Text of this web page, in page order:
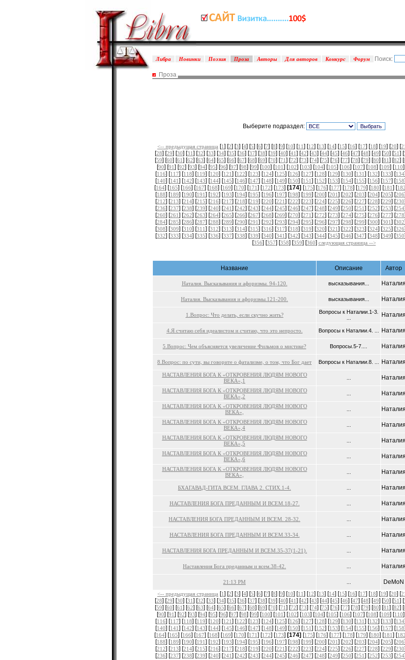
Поиск:
Либра Новинки Поэзия Проза Авторы Для авторов Конкурс Форум
Проза
Выберите подраздел:
<-- предыдущая страница [1] [2] [3] [4] [5] [6] [7] [8] [9] [10] [11] [12] [13] [14] [15] [16] [17] [18] [19] [20] [
[28] [29] [30] [31] [32] [33] [34] [35] [36] [37] [38] [39] [40] [41] [42] [43] [44] [45] [46] [47] [48] [49] [50] [51] [
[59] [60] [61] [62] [63] [64] [65] [66] [67] [68] [69] [70] [71] [72] [73] [74] [75] [76] [77] [78] [79] [80] [81] [82] [
[90] [91] [92] [93] [94] [95] [96] [97] [98] [99] [100] [101] [102] [103] [104] [105] [106] [107] [108] [109] [110
[116] [117] [118] [119] [120] [121] [122] [123] [124] [125] [126] [127] [128] [129] [130] [131] [132] [133] [134
[140] [141] [142] [143] [144] [145] [146] [147] [148] [149] [150] [151] [152] [153] [154] [155] [156] [157] [158
[164] [165] [166] [167] [168] [169] [170] [171] [172] [173] [174] [175] [176] [177] [178] [179] [180] [181] [182
[188] [189] [190] [191] [192] [193] [194] [195] [196] [197] [198] [199] [200] [201] [202] [203] [204] [205] [206
[212] [213] [214] [215] [216] [217] [218] [219] [220] [221] [222] [223] [224] [225] [226] [227] [228] [229] [230
[236] [237] [238] [239] [240] [241] [242] [243] [244] [245] [246] [247] [248] [249] [250] [251] [252] [253] [254
[260] [261] [262] [263] [264] [265] [266] [267] [268] [269] [270] [271] [272] [273] [274] [275] [276] [277] [278
[284] [285] [286] [287] [288] [289] [290] [291] [292] [293] [294] [295] [296] [297] [298] [299] [300] [301] [302
[308] [309] [310] [311] [312] [313] [314] [315] [316] [317] [318] [319] [320] [321] [322] [323] [324] [325] [326
[332] [333] [334] [335] [336] [337] [338] [339] [340] [341] [342] [343] [344] [345] [346] [347] [348] [349] [350
[356] [357] [358] [359] [360] следующая страница -->
Название Описание Автор
Наталия. Высказывания и афоризмы. 94-120. высказывания... Наталия
Наталия. Высказывания и афоризмы.121-200. высказывания... Наталия
1.Вопрос: Что делать, если скучно жить?
Вопросы к Наталии.1-3.
Наталия
4.Я считаю себя идеалистом и считаю, что это непросто. Вопросы к Наталии.4. ... Наталия
5.Вопрос: Чем объясняется увеличение Фильмов о мистике? Вопросы.5-7.... Наталия
8.Вопрос: по сути, вы говорите о фатализме, о том, что Бог дает Вопросы к Наталии.8. ... Наталия
НАСТАВЛЕНИЯ БОГА К «ОТКРОВЕНИЯ ЛЮДЯМ НОВОГО
ВЕКА»,1
Наталия
НАСТАВЛЕНИЯ БОГА К «ОТКРОВЕНИЯ ЛЮДЯМ НОВОГО
ВЕКА»,2
Наталия
НАСТАВЛЕНИЯ БОГА К «ОТКРОВЕНИЯ ЛЮДЯМ НОВОГО
ВЕКА»,
Наталия
НАСТАВЛЕНИЯ БОГА К «ОТКРОВЕНИЯ ЛЮДЯМ НОВОГО
ВЕКА»,4
Наталия
НАСТАВЛЕНИЯ БОГА К «ОТКРОВЕНИЯ ЛЮДЯМ НОВОГО
ВЕКА»,5
Наталия
НАСТАВЛЕНИЯ БОГА К «ОТКРОВЕНИЯ ЛЮДЯМ НОВОГО
ВЕКА»,6
Наталия
НАСТАВЛЕНИЯ БОГА К «ОТКРОВЕНИЯ ЛЮДЯМ НОВОГО
ВЕКА»,
Наталия
БХАГАВАД-ГИТА ВСЕМ. ГЛАВА 2. СТИХ.1-4. Наталия
НАСТАВЛЕНИЯ БОГА ПРЕДАННЫМ И ВСЕМ.18-27. Наталия
НАСТАВЛЕНИЯ БОГА ПРЕДАННЫМ И ВСЕМ. 28-32. Наталия
НАСТАВЛЕНИЯ БОГА ПРЕДАННЫМ И ВСЕМ.33-34. Наталия
НАСТАВЛЕНИЯ БОГА ПРЕДАННЫМ И ВСЕМ.35-37(1-21). Наталия
Наставления Бога преданным и всем.38-42. Наталия
21:13 PM DeMoN
<-- предыдущая страница [1] [2] [3] [4] [5] [6] [7] [8] [9] [10] [11] [12] [13] [14] [15] [16] [17] [18] [19] [20] [
[28] [29] [30] [31] [32] [33] [34] [35] [36] [37] [38] [39] [40] [41] [42] [43] [44] [45] [46] [47] [48] [49] [50] [51] [
[59] [60] [61] [62] [63] [64] [65] [66] [67] [68] [69] [70] [71] [72] [73] [74] [75] [76] [77] [78] [79] [80] [81] [82] [
[90] [91] [92] [93] [94] [95] [96] [97] [98] [99] [100] [101] [102] [103] [104] [105] [106] [107] [108] [109] [110
[116] [117] [118] [119] [120] [121] [122] [123] [124] [125] [126] [127] [128] [129] [130] [131] [132] [133] [134
[140] [141] [142] [143] [144] [145] [146] [147] [148] [149] [150] [151] [152] [153] [154] [155] [156] [157] [158
[164] [165] [166] [167] [168] [169] [170] [171] [172] [173] [174] [175] [176] [177] [178] [179] [180] [181] [182
[188] [189] [190] [191] [192] [193] [194] [195] [196] [197] [198] [199] [200] [201] [202] [203] [204] [205] [206
[212] [213] [214] [215] [216] [217] [218] [219] [220] [221] [222] [223] [224] [225] [226] [227] [228] [229] [230
[236] [237] [238] [239] [240] [241] [242] [243] [244] [245] [246] [247] [248] [249] [250] [251] [252] [253] [254